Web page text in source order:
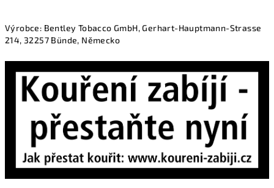
Výrobce: Bentley Tobacco GmbH,Gerhart-Hauptmann-Strasse
214, 32257 Bünde, Německo